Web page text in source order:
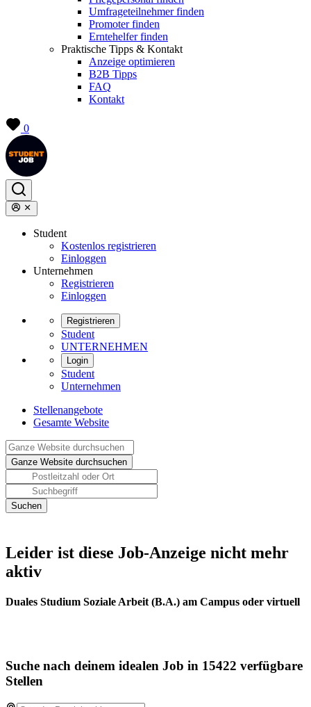
Umfrageteilnehmer finden
Promoter finden
Erntehelfer finden
Praktische Tipps & Kontakt
Anzeige optimieren
B2B Tipps
FAQ
Kontakt
0
Student
Kostenlos registrieren
Einloggen
Unternehmen
Registrieren
Einloggen
Registrieren
Student
UNTERNEHMEN
Login
Student
Unternehmen
Stellenangebote
Gesamte Website
Leider ist diese Job-Anzeige nicht mehr
aktiv
Duales Studium Soziale Arbeit (B.A.) am Campus oder virtuell
Suche nach deinem idealen Job in 15422 verfügbare
Stellen